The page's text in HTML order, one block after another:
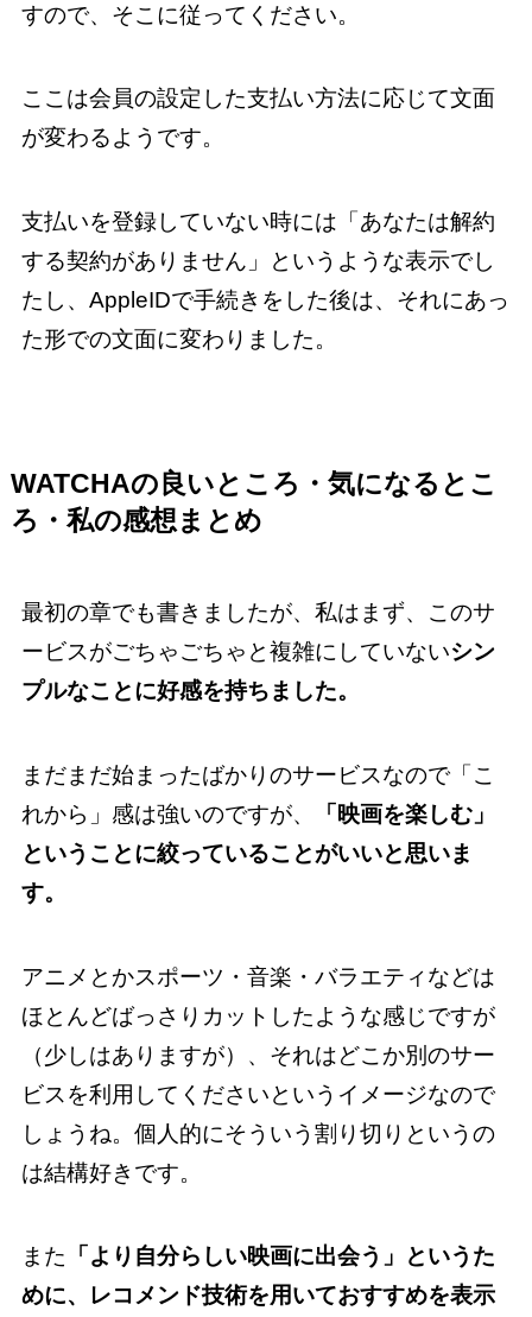
すので、そこに従ってください。
ここは会員の設定した支払い方法に応じて文面
が変わるようです。
支払いを登録していない時には「あなたは解約
する契約がありません」というような表示でし
たし、AppleIDで手続きをした後は、それにあっ
た形での文面に変わりました。
WATCHAの良いところ・気になるとこ
ろ・私の感想まとめ
最初の章でも書きましたが、私はまず、このサ
ービスがごちゃごちゃと複雑にしていないシン
プルなことに好感を持ちました。
まだまだ始まったばかりのサービスなので「こ
れから」感は強いのですが、
「映画を楽しむ」
ということに絞っていることがいいと思いま
す。
アニメとかスポーツ・音楽・バラエティなどは
ほとんどばっさりカットしたような感じですが
（少しはありますが）、それはどこか別のサー
ビスを利用してくださいというイメージなので
しょうね。個人的にそういう割り切りというの
は結構好きです。
また 「より自分らしい映画に出会う」というた
めに、レコメンド技術を用いておすすめを表示